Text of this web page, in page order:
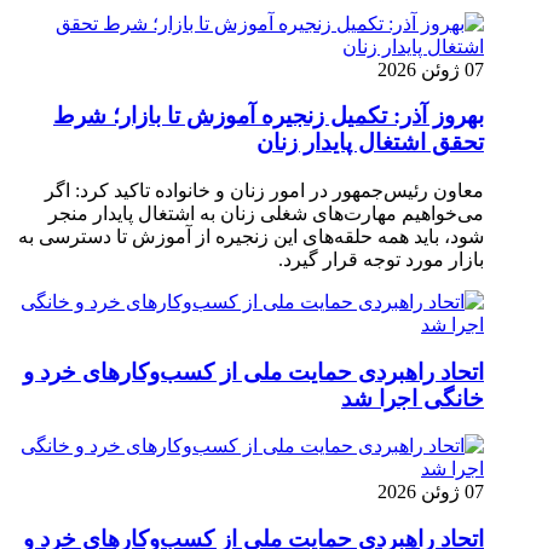
07 ژوئن 2026
بهروز آذر: تکمیل زنجیره آموزش تا بازار؛ شرط
تحقق اشتغال پایدار زنان
معاون رئیس‌جمهور در امور زنان و خانواده تاکید کرد: اگر
می‌خواهیم مهارت‌های شغلی زنان به اشتغال پایدار منجر
شود، باید همه حلقه‌های این زنجیره از آموزش تا دسترسی به
بازار مورد توجه قرار گیرد.
اتحاد راهبردی حمایت ملی از کسب‌وکارهای خرد و
خانگی اجرا شد
07 ژوئن 2026
اتحاد راهبردی حمایت ملی از کسب‌وکارهای خرد و